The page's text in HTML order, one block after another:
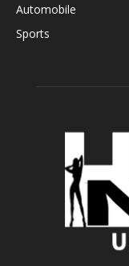
Automobile
Sports